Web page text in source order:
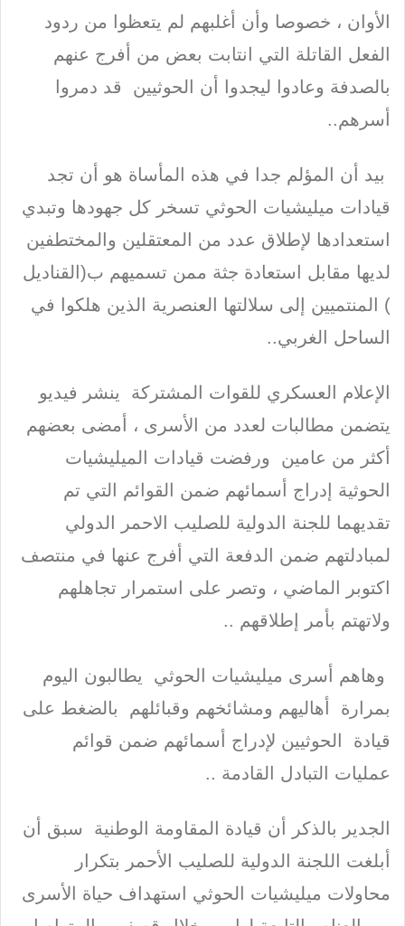
الأوان ، خصوصا وأن أغلبهم لم يتعظوا من ردود
الفعل القاتلة التي انتابت بعض من أفرج عنهم
بالصدفة وعادوا ليجدوا أن الحوثيين قد دمروا
أسرهم..
بيد أن المؤلم جدا في هذه المأساة هو أن تجد
قيادات ميليشيات الحوثي تسخر كل جهودها وتبدي
استعدادها لإطلاق عدد من المعتقلين والمختطفين
لديها مقابل استعادة جثة ممن تسميهم ب(القناديل
) المنتميين إلى سلالتها العنصرية الذين هلكوا في
الساحل الغربي..
الإعلام العسكري للقوات المشتركة ينشر فيديو
يتضمن مطالبات لعدد من الأسرى ، أمضى بعضهم
أكثر من عامين ورفضت قيادات الميليشيات
الحوثية إدراج أسمائهم ضمن القوائم التي تم
تقديهما للجنة الدولية للصليب الاحمر الدولي
لمبادلتهم ضمن الدفعة التي أفرج عنها في منتصف
اكتوبر الماضي ، وتصر على استمرار تجاهلهم
ولاتهتم بأمر إطلاقهم ..
وهاهم أسرى ميليشيات الحوثي يطالبون اليوم
بمرارة أهاليهم ومشائخهم وقبائلهم بالضغط على
قيادة الحوثيين لإدراج أسمائهم ضمن قوائم
عمليات التبادل القادمة ..
الجدير بالذكر أن قيادة المقاومة الوطنية سبق أن
أبلغت اللجنة الدولية للصليب الأحمر بتكرار
محاولات ميليشيات الحوثي استهداف حياة الأسرى